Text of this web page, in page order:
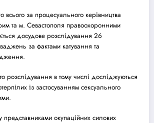
всього за процесуального керівництва
та м. Севастополя правоохоронними
досудове розслідування 26
за фактами катування та
розслідування в тому числі досліджуються
із застосуванням сексуального
представниками окупаційних силових